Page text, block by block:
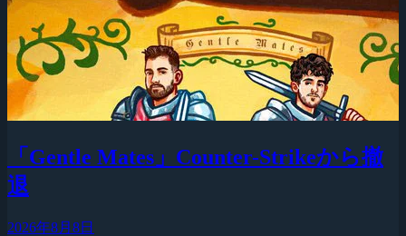
「Gentle Mates」Counter-Strikeから撤
退
2026年8月8日